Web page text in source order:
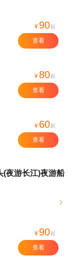
¥ 90起
查看
¥ 80起
查看
¥ 60起
查看
(夜游长江)夜游船

¥ 90起
查看